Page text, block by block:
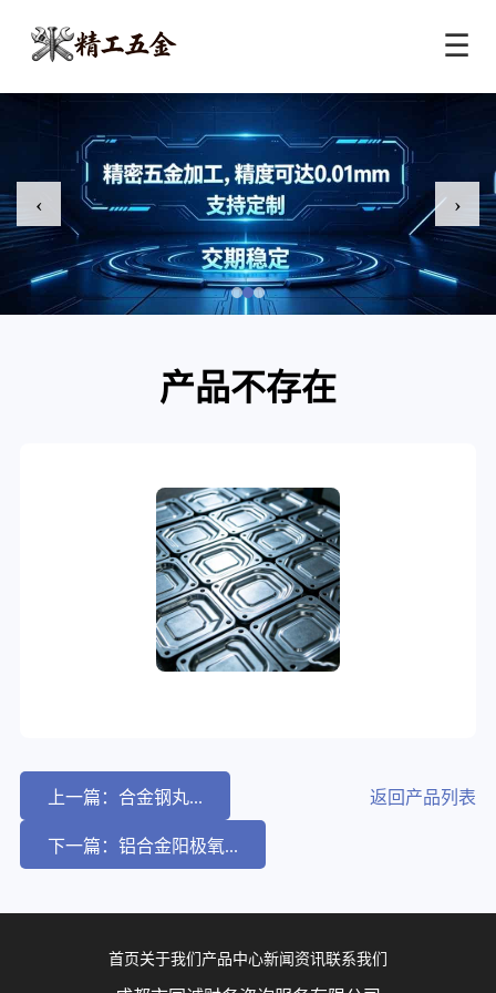
☰
‹ ›
产品不存在
上一篇：合金钢丸... 返回产品列表
下一篇：铝合金阳极氧...
首页 关于我们 产品中心新闻资讯联系我们